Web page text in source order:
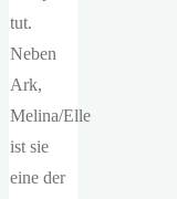
tut.
Neben
Ark,
Melina/Elle
ist sie
eine der